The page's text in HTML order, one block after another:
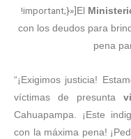
!important;}»] El
con los deudos para
pena
“¡Exigimos justicia!
víctimas de presunta
Cahuapampa. ¡Este
con la máxima pena!